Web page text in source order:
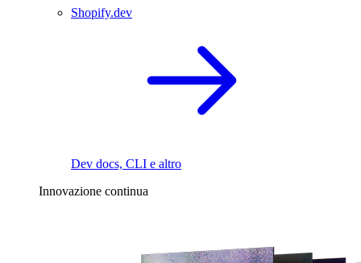
Shopify.dev
Dev docs, CLI e altro
Innovazione continua